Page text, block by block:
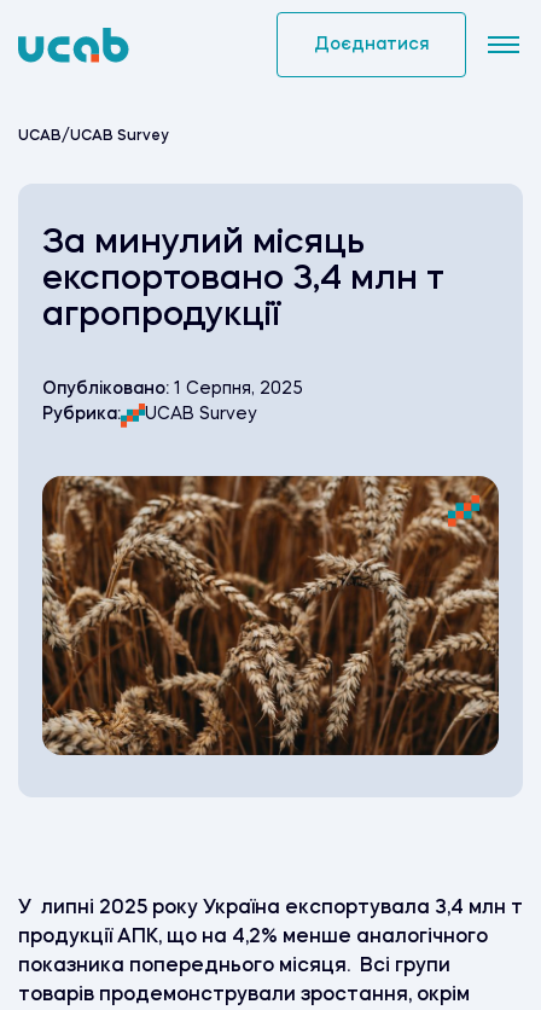
to
Доєднатися
UCAB/UCAB Survey
За минулий місяць
експортовано 3,4 млн т
агропродукції
Опубліковано: 1 Серпня, 2025
Рубрика:
UCAB Survey
У липні 2025 року Україна експортувала 3,4 млн т
продукції АПК, що на 4,2% менше аналогічного
показника попереднього місяця. Всі групи
товарів продемонстрували зростання, окрім